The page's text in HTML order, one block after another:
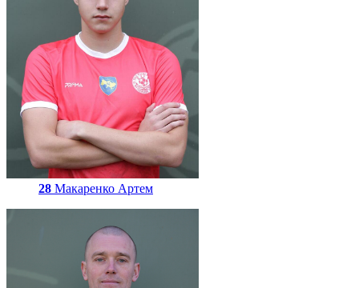
28 Макаренко Артем